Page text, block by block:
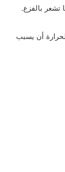
بالفزع.
أن يسبب